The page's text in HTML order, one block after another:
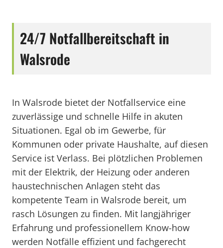
24/7 Notfallbereitschaft in
Walsrode
In Walsrode bietet der Notfallservice eine
zuverlässige und schnelle Hilfe in akuten
Situationen. Egal ob im Gewerbe, für
Kommunen oder private Haushalte, auf diesen
Service ist Verlass. Bei plötzlichen Problemen
mit der Elektrik, der Heizung oder anderen
haustechnischen Anlagen steht das
kompetente Team in Walsrode bereit, um
rasch Lösungen zu finden. Mit langjähriger
Erfahrung und professionellem Know-how
werden Notfälle effizient und fachgerecht